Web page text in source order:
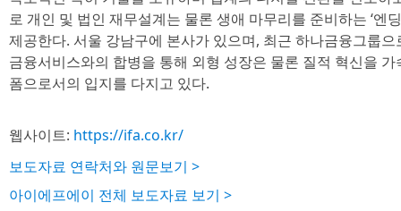
로 개인 및 법인 재무설계는 물론 생애 마무리를 준비하는 ‘엔
제공한다. 서울 강남구에 본사가 있으며, 최근 하나금융그룹
금융서비스와의 합병을 통해 외형 성장은 물론 질적 혁신을
폼으로서의 입지를 다지고 있다.
웹사이트: https://ifa.co.kr/
보도자료 연락처와 원문보기 >
아이에프에이 전체 보도자료 보기 >